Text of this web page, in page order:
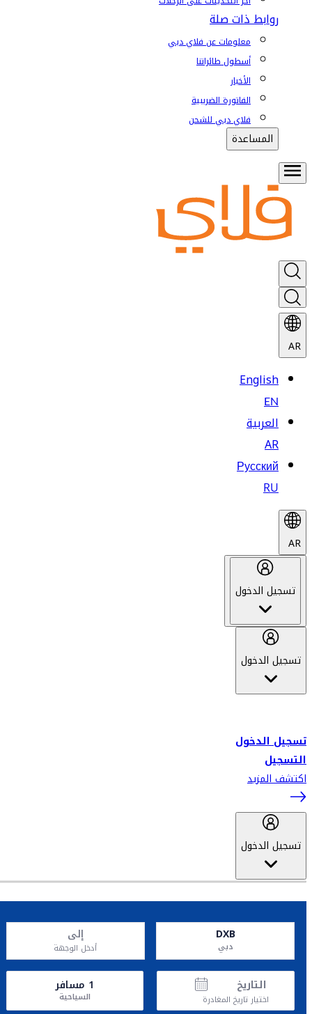
روابط ذات صلة
معلومات عن فلاي دبي
أسطول طائراتنا
الأخبار
الفاتورة الضريبية
فلاي دبي للشحن
المساعدة
AR
English
EN
العربية
AR
Русский
RU
AR
تسجيل الدخول
تسجيل الدخول
تسجيل الدخول
التسجيل
اكتشف المزيد
تسجيل الدخول
DXB
دبي
إلى
أدخل الوجهة
التاريخ
اختيار تاريخ المغادرة
1 مسافر
السياحية